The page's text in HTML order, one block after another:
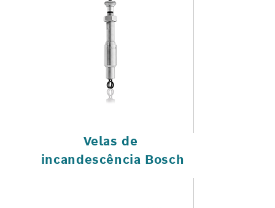
Velas de
incandescência Bosch